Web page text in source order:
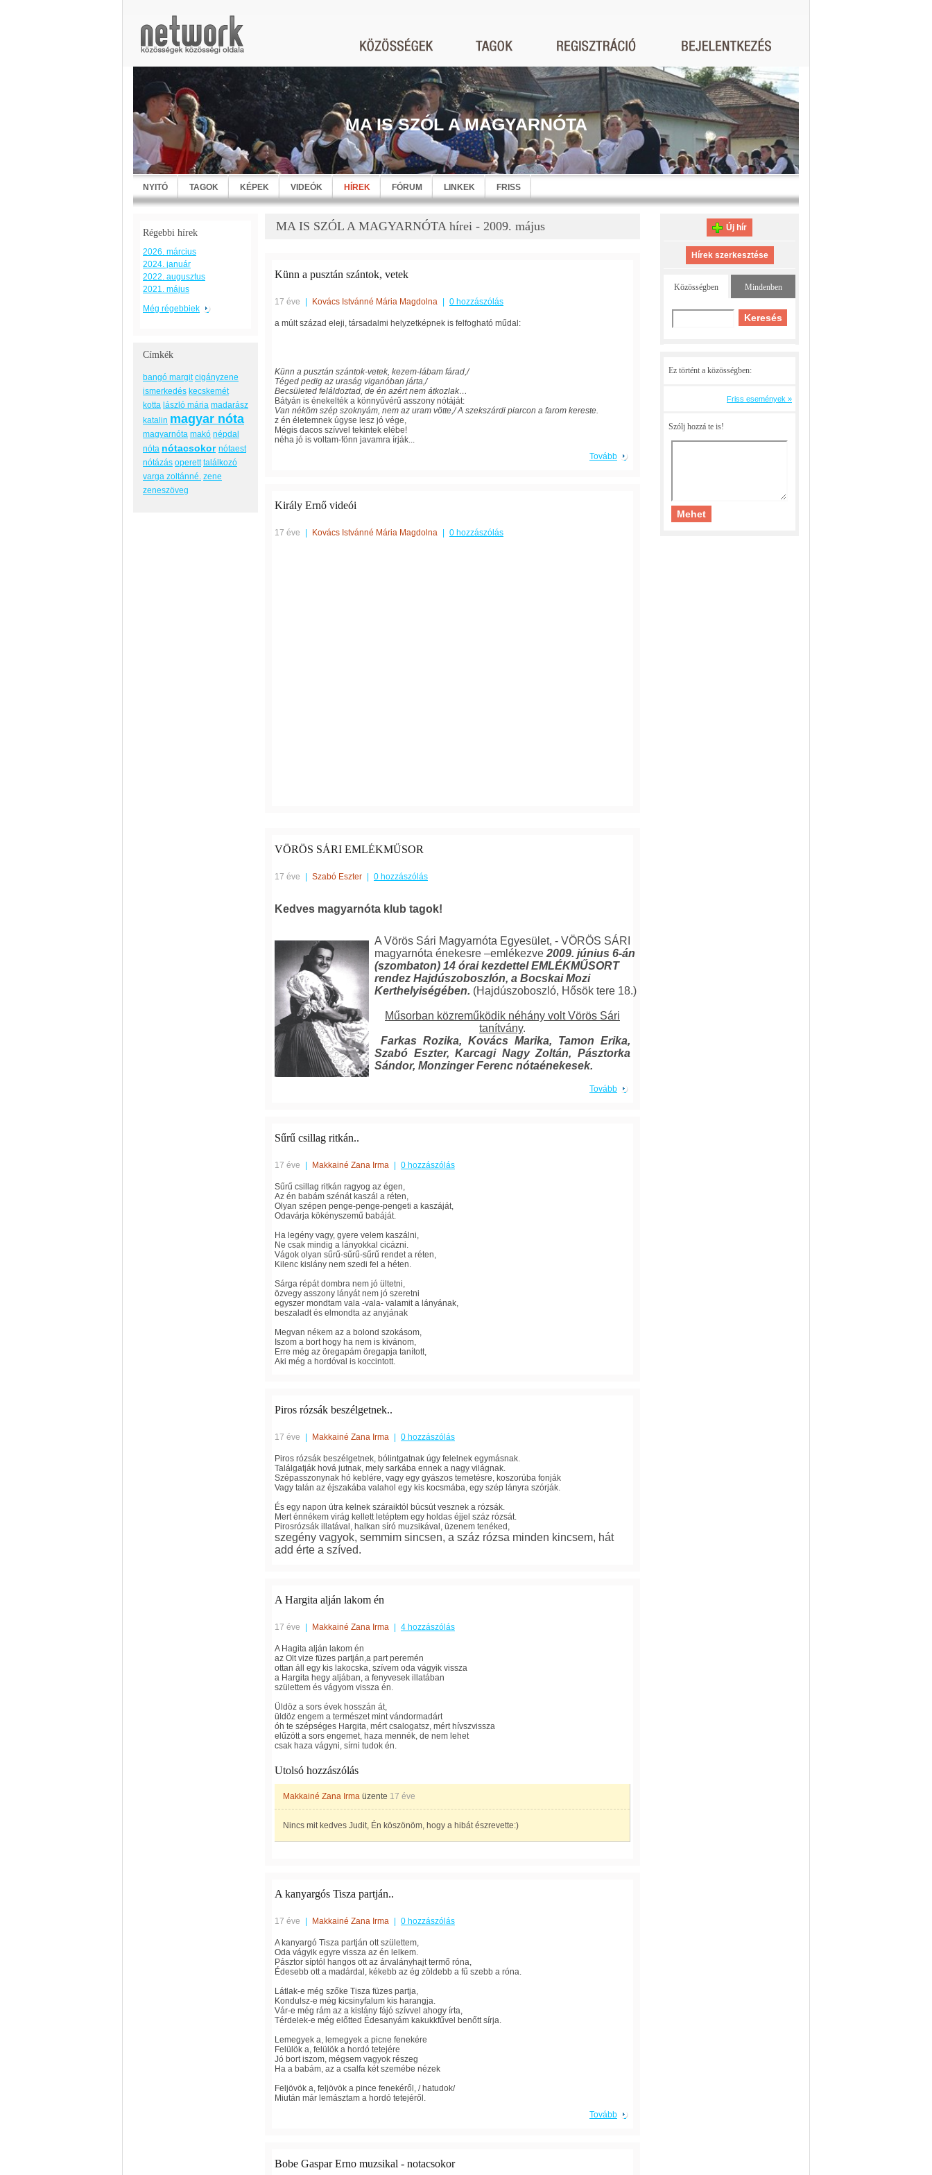
MA IS SZÓL A MAGYARNÓTA
NYITÓ TAGOK KÉPEK VIDEÓK HÍREK FÓRUM LINKEK FRISS
Régebbi hírek
2026. március
2024. január
2022. augusztus
2021. május
Még régebbiek
Címkék
bangó margit cigányzene
ismerkedés kecskemét
kotta lászló mária madarász
katalin magyar nóta
magyarnóta makó népdal
nóta nótacsokor nótaest
nótázás operett találkozó
varga zoltánné. zene
zeneszöveg
MA IS SZÓL A MAGYARNÓTA hírei - 2009. május
Künn a pusztán szántok, vetek
17 éve Kovács Istvánné Mária Magdolna 0 hozzászólás
a múlt század eleji, társadalmi helyzetképnek is felfogható műdal:
Künn a pusztán szántok-vetek, kezem-lábam fárad,/
Téged pedig az uraság viganóban járta,/
Becsületed feláldoztad, de én azért nem átkozlak…
Bátyán is énekelték a könnyűvérű asszony nótáját:
Van néköm szép szoknyám, nem az uram vötte,/ A szekszárdi piarcon a farom kereste.
z én életemnek úgyse lesz jó vége,
Mégis dacos szívvel tekintek elébe!
néha jó is voltam-fönn javamra írják...
Tovább
Király Ernő videói
17 éve Kovács Istvánné Mária Magdolna 0 hozzászólás
VÖRÖS SÁRI EMLÉKMŰSOR
17 éve Szabó Eszter 0 hozzászólás
Kedves magyarnóta klub tagok!
A Vörös Sári Magyarnóta Egyesület, - VÖRÖS SÁRI
magyarnóta énekesre –emlékezve 2009. június 6-án
(szombaton) 14 órai kezdettel EMLÉKMŰSORT
rendez Hajdúszoboszlón, a Bocskai Mozi
Kerthelyiségében. (Hajdúszoboszló, Hősök tere 18.)
Műsorban közreműködik néhány volt Vörös Sári
tanítvány.
Farkas Rozika, Kovács Marika, Tamon Erika,
Szabó Eszter, Karcagi Nagy Zoltán, Pásztorka
Sándor, Monzinger Ferenc nótaénekesek.
Tovább
Sűrű csillag ritkán..
17 éve Makkainé Zana Irma 0 hozzászólás
Sűrű csillag ritkán ragyog az égen,
Az én babám szénát kaszál a réten,
Olyan szépen penge-penge-pengeti a kaszáját,
Odavárja kökényszemű babáját.
Ha legény vagy, gyere velem kaszálni,
Ne csak mindig a lányokkal cicázni.
Vágok olyan sűrű-sűrű-sűrű rendet a réten,
Kilenc kislány nem szedi fel a héten.
Sárga répát dombra nem jó ültetni,
özvegy asszony lányát nem jó szeretni
egyszer mondtam vala -vala- valamit a lányának,
beszaladt és elmondta az anyjának
Megvan nékem az a bolond szokásom,
Iszom a bort hogy ha nem is kivánom,
Erre még az öregapám öregapja tanított,
Aki még a hordóval is koccintott.
Piros rózsák beszélgetnek..
17 éve Makkainé Zana Irma 0 hozzászólás
Piros rózsák beszélgetnek, bólintgatnak úgy felelnek egymásnak.
Találgatják hová jutnak, mely sarkába ennek a nagy világnak.
Szépasszonynak hó keblére, vagy egy gyászos temetésre, koszorúba fonják
Vagy talán az éjszakába valahol egy kis kocsmába, egy szép lányra szórják.
És egy napon útra kelnek száraiktól búcsút vesznek a rózsák.
Mert énnékem virág kellett letéptem egy holdas éjjel száz rózsát.
Pirosrózsák illatával, halkan síró muzsikával, üzenem tenéked,
szegény vagyok, semmim sincsen, a száz rózsa minden kincsem, hát
add érte a szíved.
A Hargita alján lakom én
17 éve Makkainé Zana Irma 4 hozzászólás
A Hagita alján lakom én
az Olt vize füzes partján,a part peremén
ottan áll egy kis lakocska, szívem oda vágyik vissza
a Hargita hegy aljában, a fenyvesek illatában
születtem és vágyom vissza én.
Üldöz a sors évek hosszán át,
üldöz engem a természet mint vándormadárt
óh te szépséges Hargita, mért csalogatsz, mért hívszvissza
elűzött a sors engemet, haza mennék, de nem lehet
csak haza vágyni, sírni tudok én.
Utolsó hozzászólás
Makkainé Zana Irma üzente 17 éve
Nincs mit kedves Judit, Én köszönöm, hogy a hibát észrevette:)
A kanyargós Tisza partján..
17 éve Makkainé Zana Irma 0 hozzászólás
A kanyargó Tisza partján ott születtem,
Oda vágyik egyre vissza az én lelkem.
Pásztor síptól hangos ott az árvalányhajt termő róna,
Édesebb ott a madárdal, kékebb az ég zöldebb a fű szebb a róna.
Látlak-e még szőke Tisza füzes partja,
Kondulsz-e még kicsinyfalum kis harangja.
Vár-e még rám az a kislány fájó szívvel ahogy írta,
Térdelek-e még előtted Édesanyám kakukkfűvel benőtt sírja.
Lemegyek a, lemegyek a picne fenekére
Felülök a, felülök a hordó tetejére
Jó bort iszom, mégsem vagyok részeg
Ha a babám, az a csalfa két szemébe nézek
Feljövök a, feljövök a pince fenekéről, / hatudok/
Miután már lemásztam a hordó tetejéről.
Tovább
Bobe Gaspar Erno muzsikal - notacsokor
Új hír
Hírek szerkesztése
Közösségben Mindenben
Ez történt a közösségben:
Friss események »
Szólj hozzá te is!